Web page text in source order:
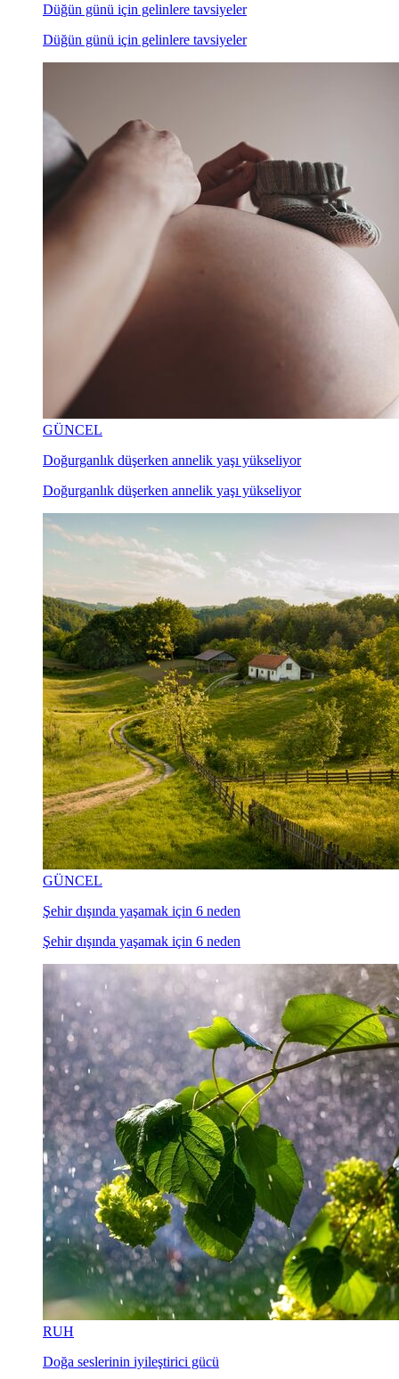
Düğün günü için gelinlere tavsiyeler
Düğün günü için gelinlere tavsiyeler
GÜNCEL
Doğurganlık düşerken annelik yaşı yükseliyor
Doğurganlık düşerken annelik yaşı yükseliyor
GÜNCEL
Şehir dışında yaşamak için 6 neden
Şehir dışında yaşamak için 6 neden
RUH
Doğa seslerinin iyileştirici gücü